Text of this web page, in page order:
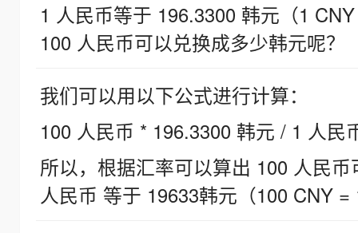
1 人民币等于 196.3300 韩元（1
100 人民币可以兑换成多少韩元呢？
我们可以用以下公式进行计算：
100 人民币 * 196.3300 韩元 / 1 人民
所以，根据汇率可以算出 100 人民
人民币 等于 19633韩元（100 CNY =